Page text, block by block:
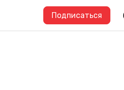
Подписаться